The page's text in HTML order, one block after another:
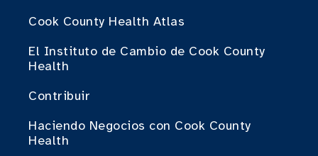
Cook County Health Atlas
El Instituto de Cambio de Cook County
Health
Contribuir
Haciendo Negocios con Cook County
Health